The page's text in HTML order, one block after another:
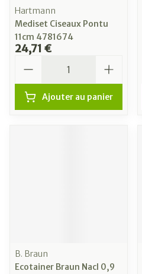
Hartmann
Mediset Ciseaux Pontu
11cm 4781674
24,71 €
Ajouter au panier
B. Braun
Ecotainer Braun Nacl 0,9